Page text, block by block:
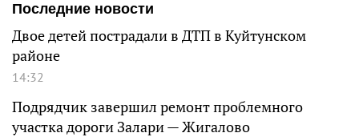
Последние новости
Двое детей пострадали в ДТП в Куйтунском
районе
14:32
Подрядчик завершил ремонт проблемного
участка дороги Залари — Жигалово